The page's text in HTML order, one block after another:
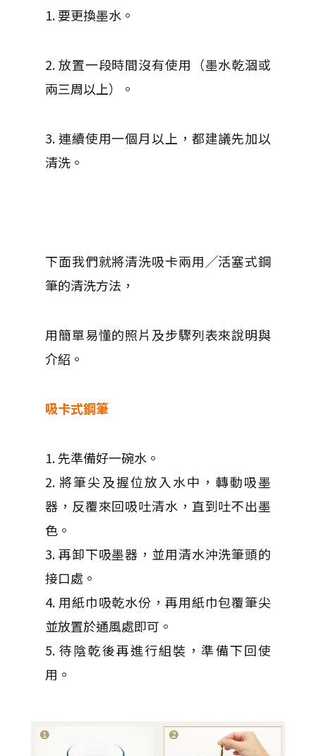
1. 要更換墨水。
2. 放置一段時間沒有使用（墨水乾涸或
兩三周以上）。
3. 連續使用一個月以上，都建議先加以
清洗。
下面我們就將清洗吸卡兩用╱活塞式鋼
筆的清洗方法，
用簡單易懂的照片及步驟列表來說明與
介紹。
吸卡式鋼筆
1. 先準備好一碗水。
2. 將筆尖及握位放入水中，轉動吸墨
器，反覆來回吸吐清水，直到吐不出墨
色。
3. 再卸下吸墨器，並用清水沖洗筆頭的
接口處。
4. 用紙巾吸乾水份，再用紙巾包覆筆尖
並放置於通風處即可。
5. 待陰乾後再進行組裝，準備下回使
用。